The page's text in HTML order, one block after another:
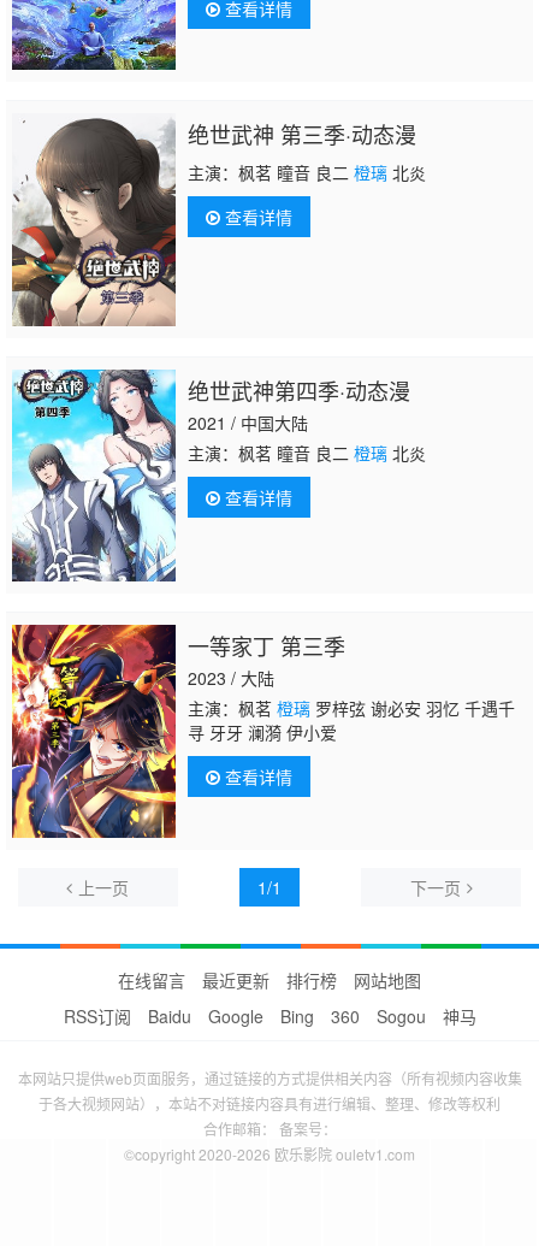
查看详情
绝世武神 第三季·动态漫
主演：枫茗 瞳音 良二 橙璃北炎
查看详情
绝世武神第四季·动态漫
2021 / 中国大陆
主演：枫茗 瞳音 良二 橙璃北炎
查看详情
一等家丁 第三季
2023 / 大陆
主演：枫茗 橙璃罗梓弦 谢必安 羽忆 千遇千
寻 牙牙 澜漪 伊小爱
查看详情
上一页 1/1 下一页
在线留言 最近更新 排行榜
网站地图
RSS订阅
Baidu Google Bing 360 Sogou 神马
本网站只提供web页面服务，通过链接的方式提供相关内容（所有视频内容收集
于各大视频网站），本站不对链接内容具有进行编辑、整理、修改等权利
合作邮箱： 备案号：
©copyright 2020-2026 欧乐影院 ouletv1.com